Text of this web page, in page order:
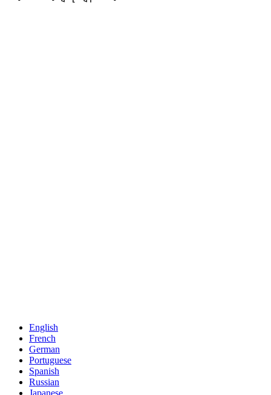
English
French
German
Portuguese
Spanish
Russian
Japanese